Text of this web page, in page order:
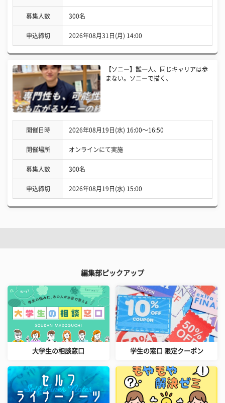
募集人数 300名
申込締切 2026年08月31日(月) 14:00
【ソニー】誰一人、同じキャリアは歩
まない。ソニーで描く、
開催日時 2026年08月19日(水) 16:00〜16:50
開催場所 オンラインにて実施
募集人数 300名
申込締切 2026年08月19日(水) 15:00
編集部ピックアップ
大学生の相談窓口 学生の窓口 限定クーポン